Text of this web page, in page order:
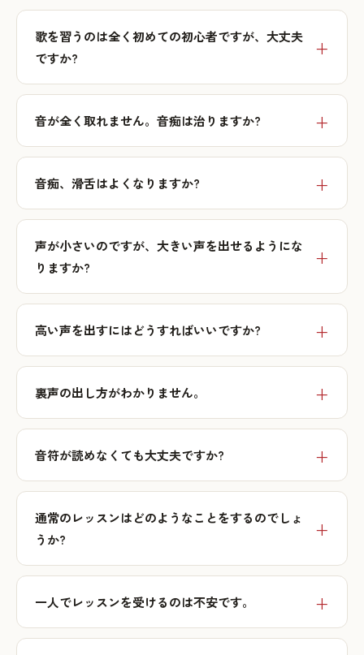
歌を習うのは全く初めての初心者ですが、大丈夫
ですか?
音が全く取れません。音痴は治りますか?
音痴、滑舌はよくなりますか?
声が小さいのですが、大きい声を出せるようにな
りますか?
高い声を出すにはどうすればいいですか?
裏声の出し方がわかりません。
音符が読めなくても大丈夫ですか?
通常のレッスンはどのようなことをするのでしょ
うか?
一人でレッスンを受けるのは不安です。